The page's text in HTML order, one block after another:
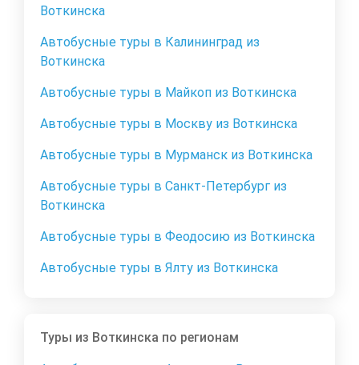
Воткинска
Автобусные туры в Калининград из
Воткинска
Автобусные туры в Майкоп из Воткинска
Автобусные туры в Москву из Воткинска
Автобусные туры в Мурманск из Воткинска
Автобусные туры в Санкт-Петербург из
Воткинска
Автобусные туры в Феодосию из Воткинска
Автобусные туры в Ялту из Воткинска
Туры из Воткинска по регионам